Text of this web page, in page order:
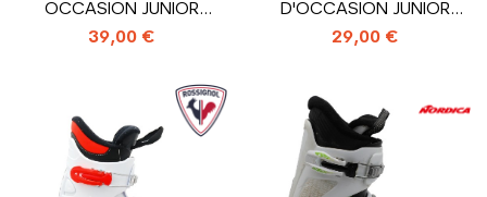
OCCASION JUNIOR
SALOMON T3_3
CROCHETS
39,00 €
D'OCCASION JUNIOR
SALOMON T2_2...
29,00 €